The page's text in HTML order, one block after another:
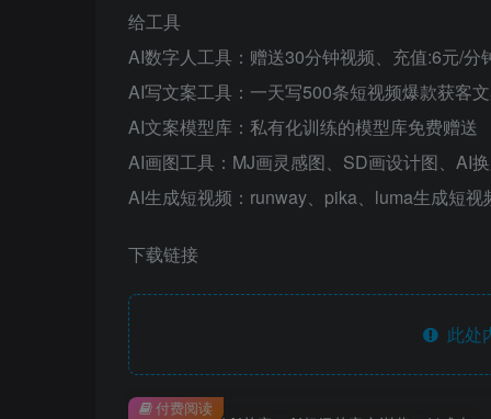
给工具
AI数字人工具：赠送30分钟视频、充值:6元/分
AI写文案工具：一天写500条短视频爆款获客
AI文案模型库：私有化训练的模型库免费赠送
AI画图工具：MJ画灵感图、SD画设计图、AI
AI生成短视频：runway、pika、luma生成短视
下载链接
此处
付费阅读